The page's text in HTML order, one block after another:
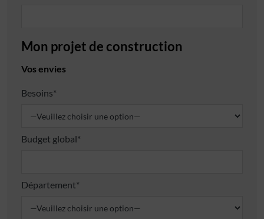
Mon projet de construction
Vos envies
Besoins*
Budget global*
Département*